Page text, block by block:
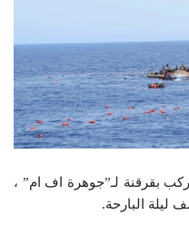
بقرقنة لـ”جوهرة اف ام” ،
ليلة البارحة.